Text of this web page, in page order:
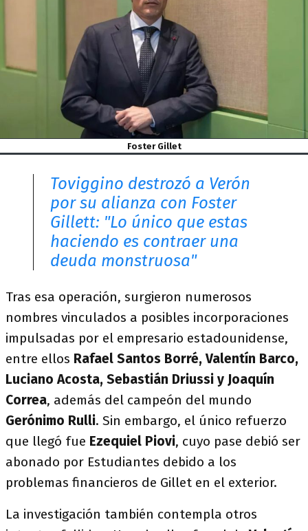
Foster Gillet
Toviggino destrozó a Verón
por su alianza con Foster
Gillett: "Lo único que estas
haciendo es contraer una
deuda monstruosa"
Tras esa operación, surgieron numerosos
nombres vinculados a posibles incorporaciones
impulsadas por el empresario estadounidense,
entre ellos Rafael Santos Borré, Valentín Barco,
Luciano Acosta, Sebastián Driussi y Joaquín
Correa, además del campeón del mundo
Gerónimo Rulli. Sin embargo, el único refuerzo
que llegó fue Ezequiel Piovi, cuyo pase debió ser
abonado por Estudiantes debido a los
problemas financieros de Gillet en el exterior.
La investigación también contempla otros